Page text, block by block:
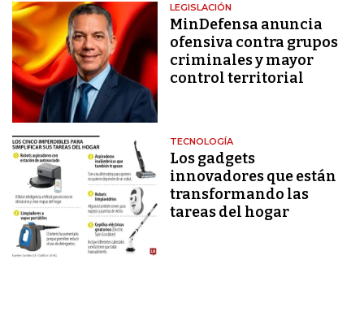
LEGISLACIÓN
MinDefensa anuncia
ofensiva contra grupos
criminales y mayor
control territorial
TECNOLOGÍA
Los gadgets
innovadores que están
transformando las
tareas del hogar